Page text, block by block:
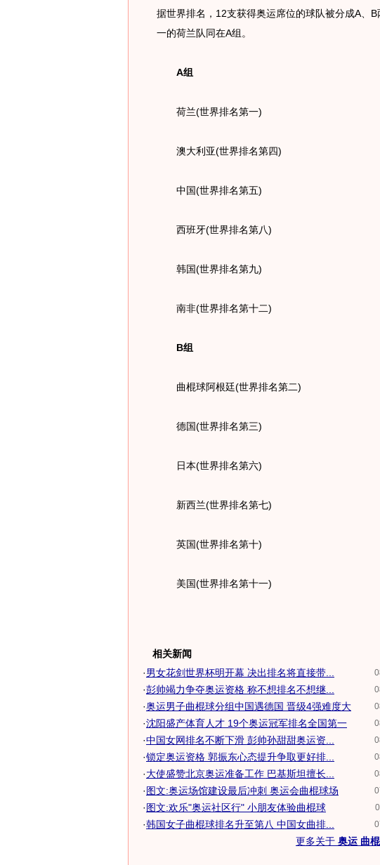
据世界排名，12支获得奥运席位的球队被分成A、
一的荷兰队同在A组。
A组
荷兰(世界排名第一)
澳大利亚(世界排名第四)
中国(世界排名第五)
西班牙(世界排名第八)
韩国(世界排名第九)
南非(世界排名第十二)
B组
曲棍球阿根廷(世界排名第二)
德国(世界排名第三)
日本(世界排名第六)
新西兰(世界排名第七)
英国(世界排名第十)
美国(世界排名第十一)
相关新闻
·男女花剑世界杯明开幕 决出排名将直接带...
·彭帅竭力争夺奥运资格 称不想排名不想继...
·奥运男子曲棍球分组中国遇德国 晋级4强难度大
·沈阳盛产体育人才 19个奥运冠军排名全国第一
·中国女网排名不断下滑 彭帅孙甜甜奥运资...
·锁定奥运资格 郭振东心态提升争取更好排...
·大使盛赞北京奥运准备工作 巴基斯坦擅长...
·图文:奥运场馆建设最后冲刺 奥运会曲棍球场
·图文:欢乐"奥运社区行" 小朋友体验曲棍球
·韩国女子曲棍球排名升至第八 中国女曲排...
更多关于 奥运 曲